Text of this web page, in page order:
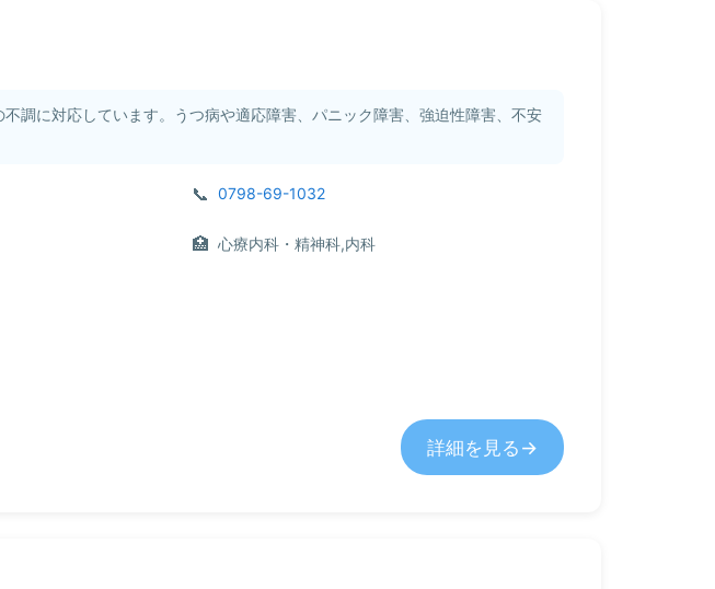
調に対応しています。うつ病や適応障害、パニック障害、強迫性障害、不安
0798-69-1032
心療内科・精神科,内科
詳細を見る